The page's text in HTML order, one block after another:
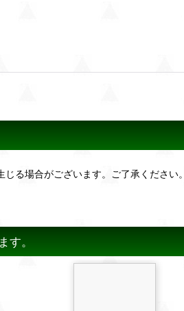
る場合がございます。ご了承ください。
す。